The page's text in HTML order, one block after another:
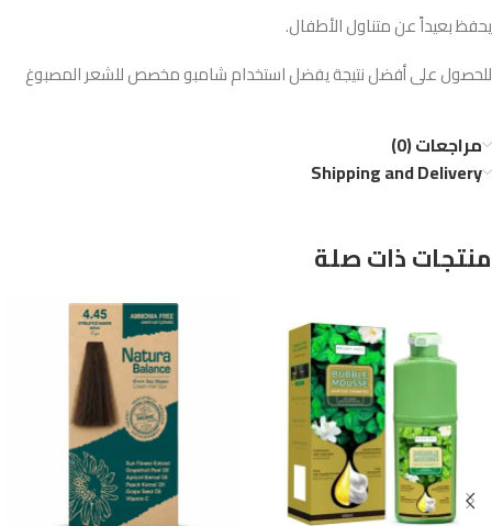
يحفظ بعيداً عن متناول الأطفال.
للحصول على أفضل نتيجة يفضل استخدام شامبو مخصص للشعر المصبوغ
مراجعات (0)
Shipping and Delivery
منتجات ذات صلة